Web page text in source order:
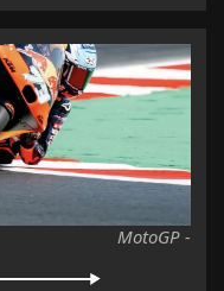
MotoGP -